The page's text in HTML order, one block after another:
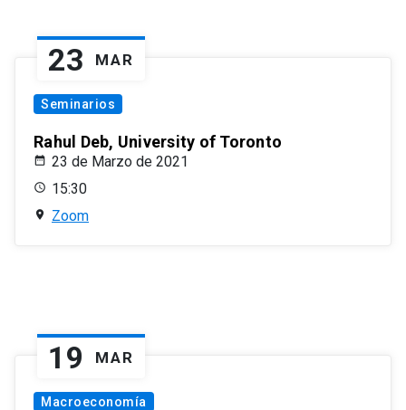
23 MAR
Seminarios
Rahul Deb, University of Toronto
23 de Marzo de 2021
15:30
Zoom
19 MAR
Macroeconomía